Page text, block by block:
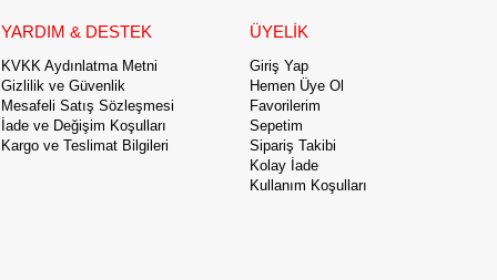
YARDIM & DESTEK
KVKK Aydınlatma Metni
Gizlilik ve Güvenlik
Mesafeli Satış Sözleşmesi
İade ve Değişim Koşulları
Kargo ve Teslimat Bilgileri
ÜYELİK
Giriş Yap
Hemen Üye Ol
Favorilerim
Sepetim
Sipariş Takibi
Kolay İade
Kullanım Koşulları